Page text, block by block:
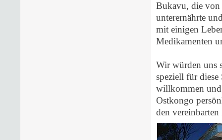
Bukavu, die von
unterernährte
mit einigen
Medikamenten
Wir würden uns
speziell für
willkommen
Ostkongo
den